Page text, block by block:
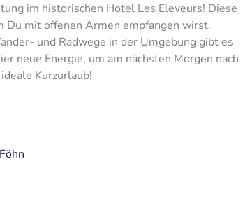
im historischen Hotel Les Eleveurs! Diese
Du mit offenen Armen empfangen wirst.
und Radwege in der Umgebung gibt es
neue Energie, um am nächsten Morgen nach
Kurzurlaub!